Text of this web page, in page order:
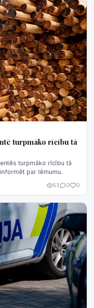
turpmāko rīcību tā
turpmāko rīcību tā
par lēmumu.
53 0 0